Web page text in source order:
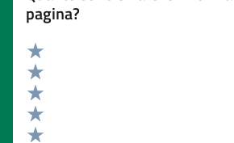
pagina?
Valuta 5 stelle su 5
Valuta 4 stelle su 5
Valuta 3 stelle su 5
Valuta 2 stelle su 5